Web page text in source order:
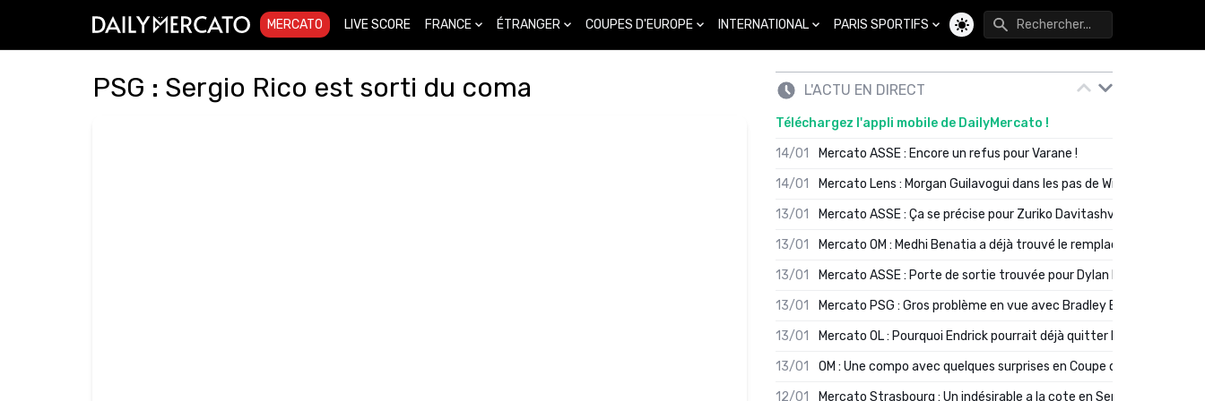
MERCATO LIVE SCORE FRANCE ÉTRANGER COUPES D'EUROPE INTERNATIONAL PARIS SPORTIFS
Changer de thème
PSG : Sergio Rico est sorti du coma L'ACTU EN DIRECT
Téléchargez l'appli mobile de DailyMercato !
14/01
Mercato ASSE : Encore un refus pour Varane !
14/01
Mercato Lens : Morgan Guilavogui dans les pas de Will Still ?
13/01
Mercato ASSE : Ça se précise pour Zuriko Davitashvili
13/01
Mercato OM : Medhi Benatia a déjà trouvé le remplaçant de Robinio
13/01
Mercato ASSE : Porte de sortie trouvée pour Dylan Batubinsika
13/01
Mercato PSG : Gros problème en vue avec Bradley Barcola ?
13/01
Mercato OL : Pourquoi Endrick pourrait déjà quitter Lyon en janvier
13/01
OM : Une compo avec quelques surprises en Coupe de France
12/01
Mercato Strasbourg : Un indésirable a la cote en Serie A